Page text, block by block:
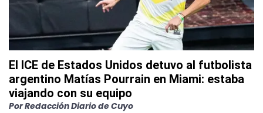
El ICE de Estados Unidos detuvo al futbolista
argentino Matías Pourrain en Miami: estaba
viajando con su equipo
PorRedacción Diario de Cuyo